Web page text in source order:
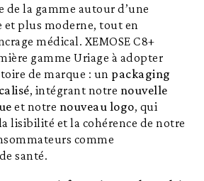
de la gamme autour d’une
plus moderne, tout en
médical. XEMOSE C8+
gamme Uriage à adopter
de marque : un packaging
, intégrant notre nouvelle
et notre nouveau logo, qui
lisibilité et la cohérence de notre
comme
santé.